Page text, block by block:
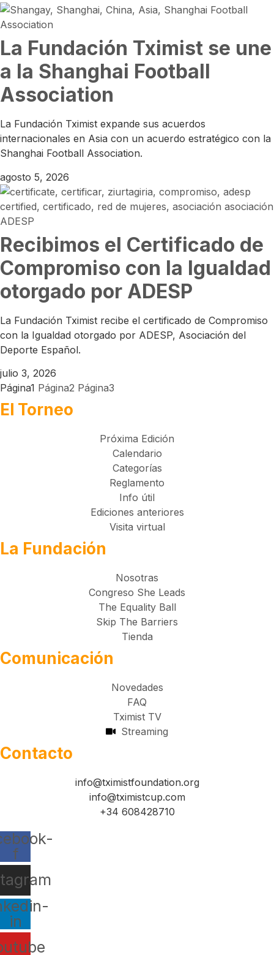
La Fundación Tximist se une
a la Shanghai Football
Association
La Fundación Tximist expande sus acuerdos
internacionales en Asia con un acuerdo estratégico con la
Shanghai Football Association.
agosto 5, 2026
Recibimos el Certificado de
Compromiso con la Igualdad
otorgado por ADESP
La Fundación Tximist recibe el certificado de Compromiso
con la Igualdad otorgado por ADESP, Asociación del
Deporte Español.
julio 3, 2026
Página1 Página2 Página3
El Torneo
Próxima Edición
Calendario
Categorías
Reglamento
Info útil
Ediciones anteriores
Visita virtual
La Fundación
Nosotras
Congreso She Leads
The Equality Ball
Skip The Barriers
Tienda
Comunicación
Novedades
FAQ
Tximist TV
Streaming
Contacto
info@tximistfoundation.org
info@tximistcup.com
+34 608428710
f
in